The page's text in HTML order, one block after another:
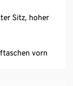
Sitz, hoher
vorn